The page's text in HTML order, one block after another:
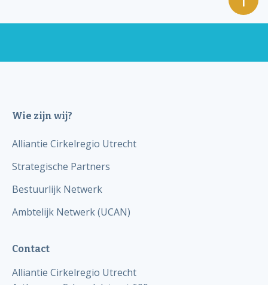
Wie zijn wij?
Alliantie Cirkelregio Utrecht
Strategische Partners
Bestuurlijk Netwerk
Ambtelijk Netwerk (UCAN)
Contact
Alliantie Cirkelregio Utrecht